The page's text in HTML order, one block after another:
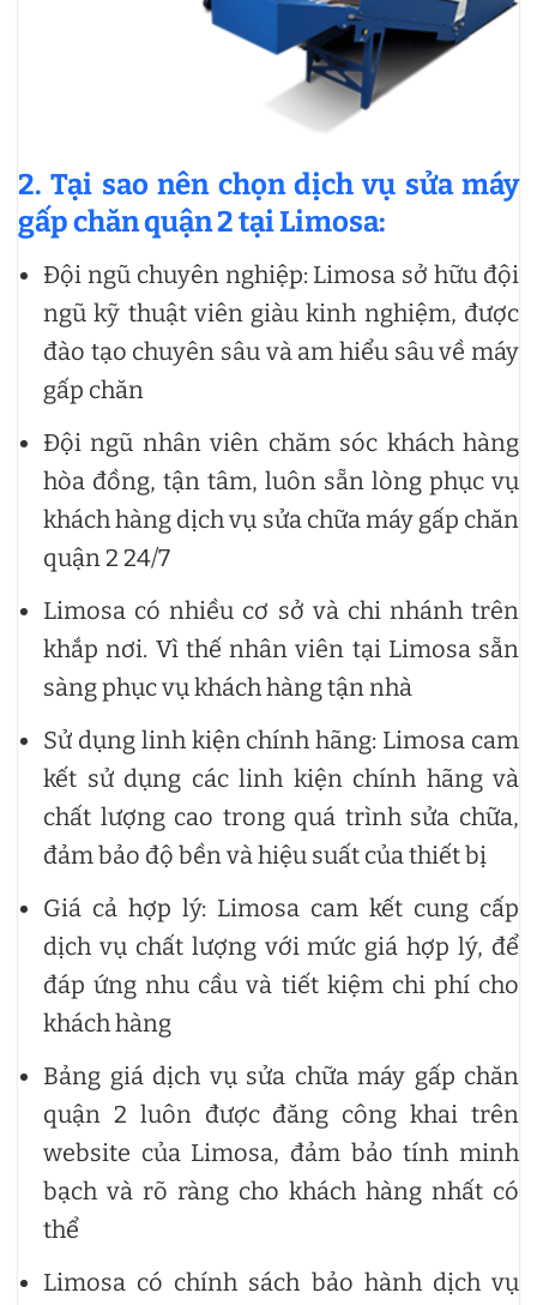
2. Tại sao nên chọn dịch vụ sửa máy
gấp chăn quận 2 tại Limosa:
Đội ngũ chuyên nghiệp: Limosa sở hữu đội
ngũ kỹ thuật viên giàu kinh nghiệm, được
đào tạo chuyên sâu và am hiểu sâu về máy
gấp chăn
Đội ngũ nhân viên chăm sóc khách hàng
hòa đồng, tận tâm, luôn sẵn lòng phục vụ
khách hàng dịch vụ sửa chữa máy gấp chăn
quận 2 24/7
Limosa có nhiều cơ sở và chi nhánh trên
khắp nơi. Vì thế nhân viên tại Limosa sẵn
sàng phục vụ khách hàng tận nhà
Sử dụng linh kiện chính hãng: Limosa cam
kết sử dụng các linh kiện chính hãng và
chất lượng cao trong quá trình sửa chữa,
đảm bảo độ bền và hiệu suất của thiết bị
Giá cả hợp lý: Limosa cam kết cung cấp
dịch vụ chất lượng với mức giá hợp lý, để
đáp ứng nhu cầu và tiết kiệm chi phí cho
khách hàng
Bảng giá dịch vụ sửa chữa máy gấp chăn
quận 2 luôn được đăng công khai trên
website của Limosa, đảm bảo tính minh
bạch và rõ ràng cho khách hàng nhất có
thể
Limosa có chính sách bảo hành dịch vụ